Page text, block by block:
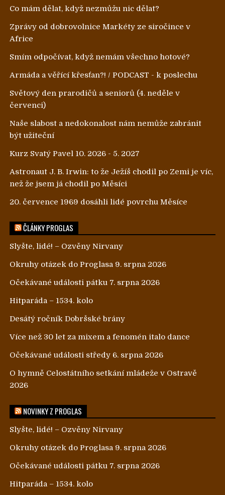
Co mám dělat, když nezmůžu nic dělat?
Zprávy od dobrovolnice Markéty ze siročince v
Africe
Smím odpočívat, když nemám všechno hotové?
Armáda a věřící křesťan?! / PODCAST - k poslechu
Světový den prarodičů a seniorů (4. neděle v
červenci)
Naše slabost a nedokonalost nám nemůže zabránit
být užiteční
Kurz Svatý Pavel 10. 2026 - 5. 2027
Astronaut J. B. Irwin: to že Ježíš chodil po Zemi je víc,
než že jsem já chodil po Měsíci
20. července 1969 dosáhli lidé povrchu Měsíce
ČLÁNKY PROGLAS
Slyšte, lidé! – Ozvěny Nirvany
Okruhy otázek do Proglasa 9. srpna 2026
Očekávané události pátku 7. srpna 2026
Hitparáda – 1534. kolo
Desátý ročník Dobršské brány
Více než 30 let za mixem a fenomén italo dance
Očekávané události středy 6. srpna 2026
O hymně Celostátního setkání mládeže v Ostravě
2026
NOVINKY Z PROGLAS
Slyšte, lidé! – Ozvěny Nirvany
Okruhy otázek do Proglasa 9. srpna 2026
Očekávané události pátku 7. srpna 2026
Hitparáda – 1534. kolo